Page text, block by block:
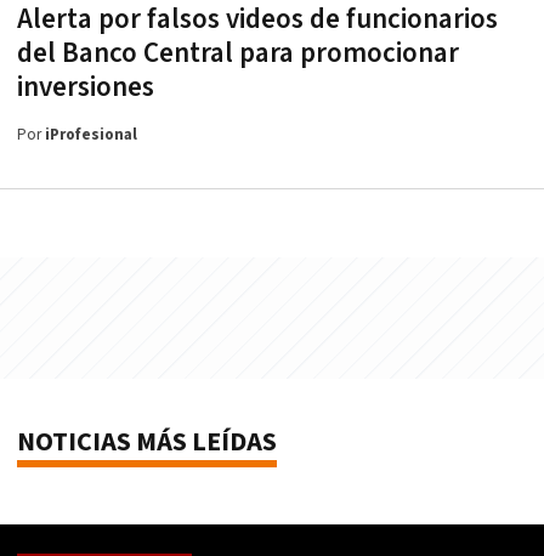
Alerta por falsos videos de funcionarios
del Banco Central para promocionar
inversiones
PoriProfesional
NOTICIAS MÁS LEÍDAS